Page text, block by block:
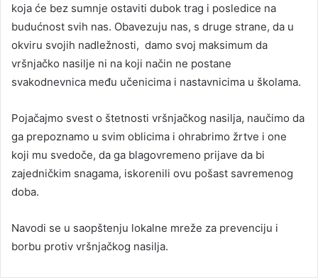
koja će bez sumnje ostaviti dubok trag i posledice na
budućnost svih nas. Obavezuju nas, s druge strane, da u
okviru svojih nadležnosti, damo svoj maksimum da
vršnjačko nasilje ni na koji način ne postane
svakodnevnica među učenicima i nastavnicima u školama.
Pojačajmo svest o štetnosti vršnjačkog nasilja, naučimo da
ga prepoznamo u svim oblicima i ohrabrimo žrtve i one
koji mu svedoče, da ga blagovremeno prijave da bi
zajedničkim snagama, iskorenili ovu pošast savremenog
doba.
Navodi se u saopštenju lokalne mreže za prevenciju i
borbu protiv vršnjačkog nasilja.